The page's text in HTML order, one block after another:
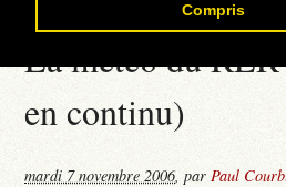
Compris
La météo du
en continu)
mardi 7 novembre 2006,parPaul